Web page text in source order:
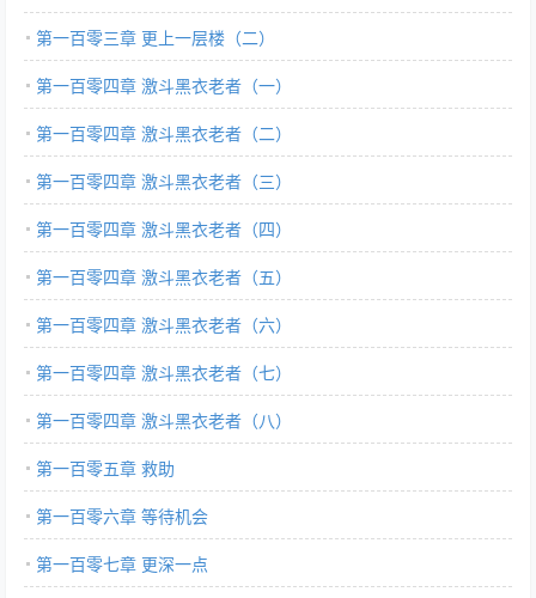
第一百零三章 更上一层楼（二）
第一百零四章 激斗黑衣老者（一）
第一百零四章 激斗黑衣老者（二）
第一百零四章 激斗黑衣老者（三）
第一百零四章 激斗黑衣老者（四）
第一百零四章 激斗黑衣老者（五）
第一百零四章 激斗黑衣老者（六）
第一百零四章 激斗黑衣老者（七）
第一百零四章 激斗黑衣老者（八）
第一百零五章 救助
第一百零六章 等待机会
第一百零七章 更深一点